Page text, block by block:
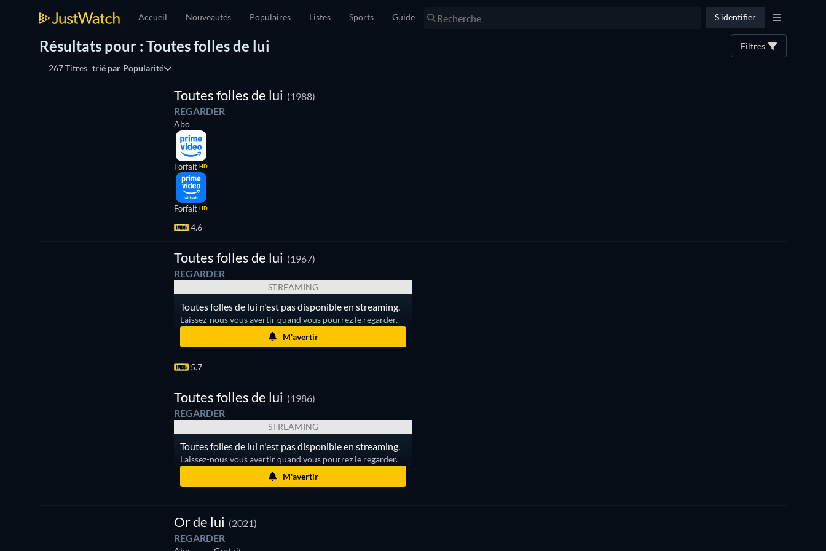
Accueil Nouveautés Populaires Listes Sports Guide S'identifier
Résultats pour : Toutes folles de lui Filtres
267 Titres trié par Popularité
Toutes folles de lui (1988)
REGARDER
Abo
Forfait HD
Forfait HD
4.6
Toutes folles de lui (1967)
REGARDER
STREAMING
Toutes folles de lui n'est pas disponible en streaming.
Laissez-nous vous avertir quand vous pourrez le regarder.
M'avertir
5.7
Toutes folles de lui (1986)
REGARDER
STREAMING
Toutes folles de lui n'est pas disponible en streaming.
Laissez-nous vous avertir quand vous pourrez le regarder.
M'avertir
Or de lui (2021)
REGARDER